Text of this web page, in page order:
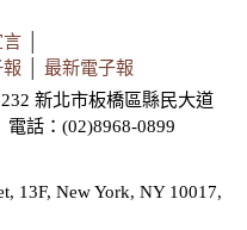
言
最新電子報
新北市板橋區縣民大道
電話：(02)8968-0899
13F, New York, NY 10017,